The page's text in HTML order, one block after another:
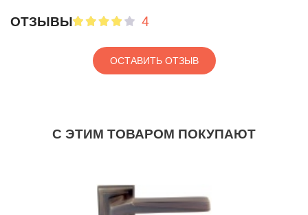
ОТЗЫВЫ 4
ОСТАВИТЬ ОТЗЫВ
С ЭТИМ ТОВАРОМ ПОКУПАЮТ